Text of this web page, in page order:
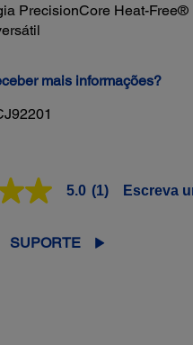
PrecisionCore Heat-Free®
mais informações?
5.0 (1) Escreva
SUPORTE